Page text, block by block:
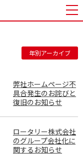
年別アーカイブ
弊社ホームページ不
具合発生のお詫びと
復旧のお知らせ
ロータリー株式会社
のグループ会社化に
関するお知らせ